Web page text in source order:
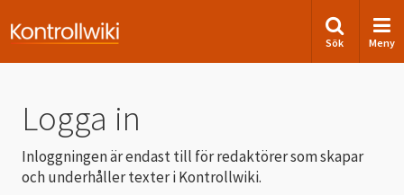
Sök Meny
Logga in
Inloggningen är endast till för redaktörer som skapar
och underhåller texter i Kontrollwiki.